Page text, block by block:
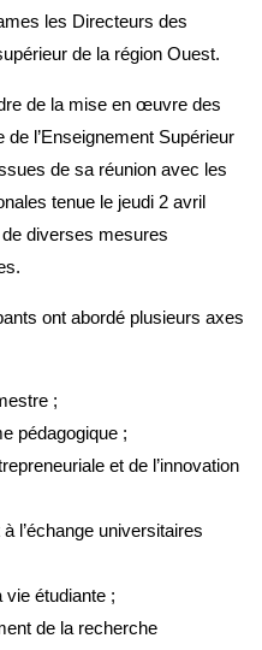
les Directeurs des
de la région Ouest.
de la mise en œuvre des
l’Enseignement Supérieur
de sa réunion avec les
tenue le jeudi 2 avril
de diverses mesures
ont abordé plusieurs axes
;
pédagogique ;
et de l’innovation
l’échange universitaires
vie étudiante ;
de la recherche